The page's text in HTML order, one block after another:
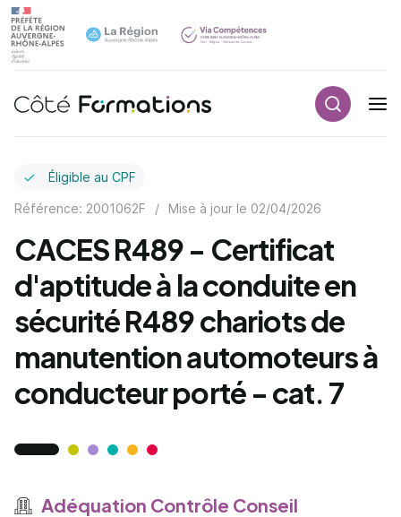
Navigation principale
Éligible au CPF
Référence: 2001062F / Mise à jour le 02/04/2026
CACES R489 - Certificat
d'aptitude à la conduite en
sécurité R489 chariots de
manutention automoteurs à
conducteur porté - cat. 7
Adéquation Contrôle Conseil